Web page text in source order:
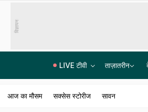
विज्ञापन
LIVE टीवी ताज़ातरीन
आज का मौसम सक्सेस स्टोरीज सावन